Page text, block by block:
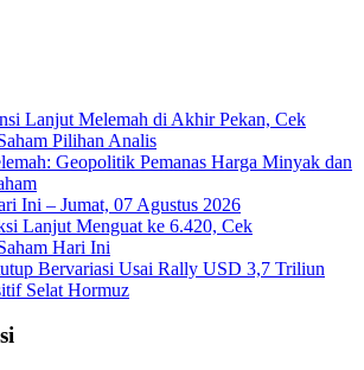
Lanjut Melemah di Akhir Pekan, Cek
Pilihan Analis
Geopolitik Pemanas Harga Minyak dan
Ini – Jumat, 07 Agustus 2026
Lanjut Menguat ke 6.420, Cek
Hari Ini
Bervariasi Usai Rally USD 3,7 Triliun
Selat Hormuz